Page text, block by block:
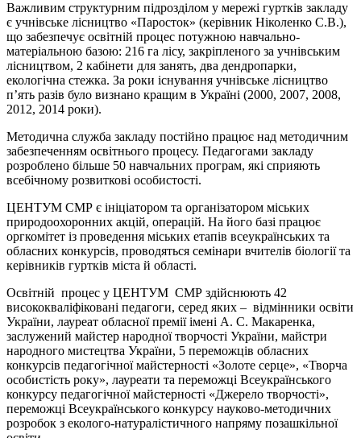
Важливим структурним підрозділом у мережі гуртків закладу
є учнівське лісництво «Паросток» (керівник Ніколенко С.В.),
що забезпечує освітній процес потужною навчально-
матеріальною базою: 216 га лісу, закріпленого за учнівським
лісництвом, 2 кабінети для занять, два дендропарки,
екологічна стежка. За роки існування учнівське лісництво
п’ять разів було визнано кращим в Україні (2000, 2007, 2008,
2012, 2014 роки).
Методична служба закладу постійно працює над методичним
забезпеченням освітнього процесу. Педагогами закладу
розроблено більше 50 навчальних програм, які сприяють
всебічному розвиткові особистості.
ЦЕНТУМ СМР є ініціатором та організатором міських
природоохоронних акцій, операцій. На його базі працює
оргкомітет із проведення міських етапів всеукраїнських та
обласних конкурсів, проводяться семінари вчителів біології та
керівників гуртків міста й області.
Освітній процес у ЦЕНТУМ СМР здійснюють 42
висококваліфіковані педагоги, серед яких – відмінники освіти
України, лауреат обласної премії імені А. С. Макаренка,
заслужений майстер народної творчості України, майстри
народного мистецтва України, 5 переможців обласних
конкурсів педагогічної майстерності «Золоте серце», «Творча
особистість року», лауреати та переможці Всеукраїнського
конкурсу педагогічної майстерності «Джерело творчості»,
переможці Всеукраїнського конкурсу науково-методичних
розробок з еколого-натуралістичного напряму позашкільної